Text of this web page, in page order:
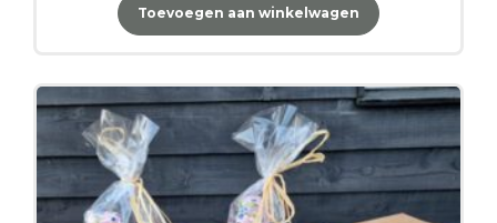
Toevoegen aan winkelwagen